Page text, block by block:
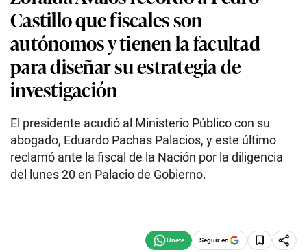
Castillo que fiscales son
autónomos y tienen la facultad
para diseñar su estrategia de
investigación
El presidente acudió al Ministerio Público con su
abogado, Eduardo Pachas Palacios, y este último
reclamó ante la fiscal de la Nación por la diligencia
del lunes 20 en Palacio de Gobierno.
Seguir en